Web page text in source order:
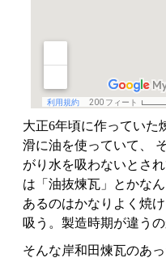
大正6年頃に作っていた
滑に油を使っていて、
がり水を吸わないとさ
は「油抜煉瓦」とかな
あるのはかなりよく焼
吸う。製造時期が違うの
そんな岸和田煉瓦のあ